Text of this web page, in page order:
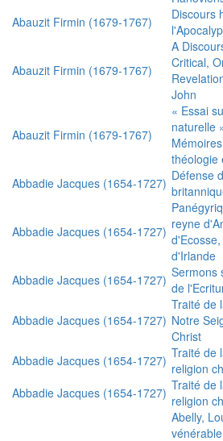
Abauzit Firmin (1679-1767)
Discours
Abauzit Firmin (1679-1767)
A
Critical,
John
Abauzit Firmin (1679-1767)
« Essai
naturelle
théologie
Abbadie Jacques (1654-1727) Défense
Abbadie Jacques (1654-1727) reyne
d'Irlande
Abbadie Jacques (1654-1727) Sermons
de
Abbadie Jacques (1654-1727)
Traité de
Notre
Christ
Abbadie Jacques (1654-1727) Traité de
religion
Abbadie Jacques (1654-1727) Traité de
religion
Abelly,